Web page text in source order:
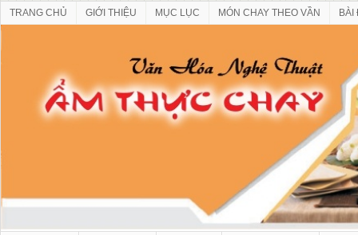
TRANG CHỦ GIỚI THIỆU MỤC LỤC MÓN CHAY THEO VẦN BÀI